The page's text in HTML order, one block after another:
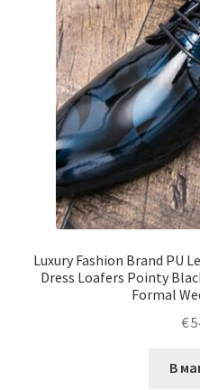
Luxury Fashion Brand PU
Dress Loafers Pointy
Formal
€
В